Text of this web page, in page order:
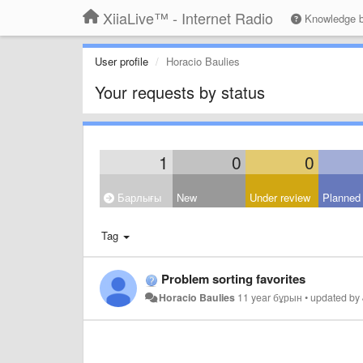
XiiaLive™ - Internet Radio Knowledge
User profile Horacio Baulies
Your requests by status
1 0 0
Барлығы New Under review Planned
Tag
Problem sorting favorites
Horacio Baulies 11 year бұрын •updated by